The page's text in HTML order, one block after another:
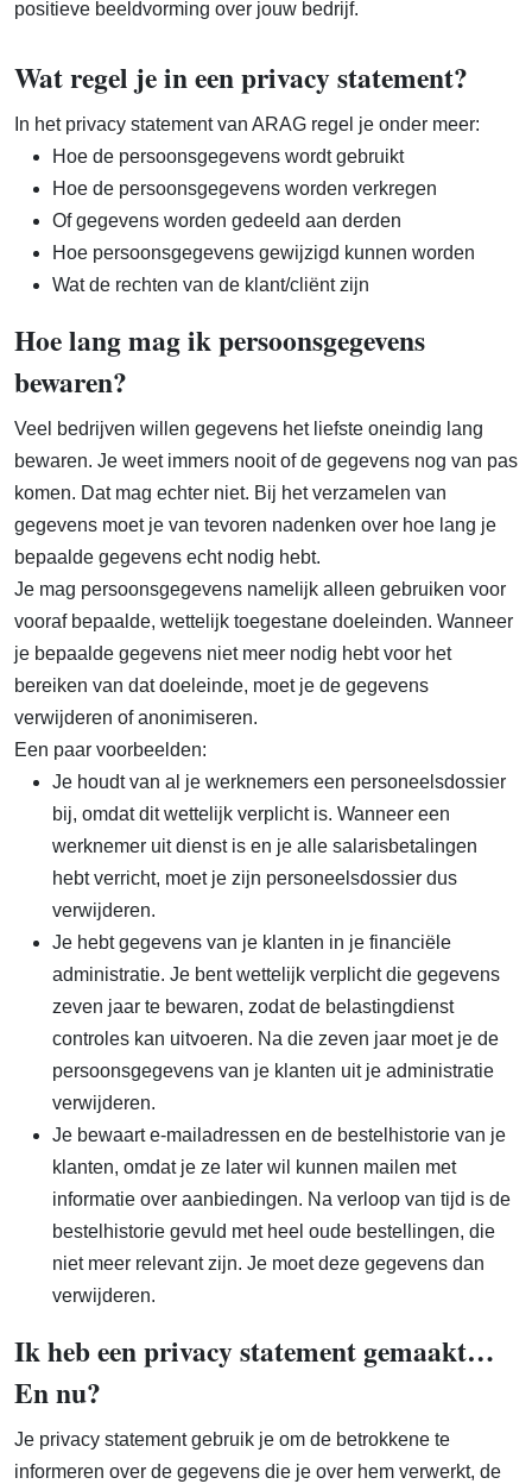
positieve beeldvorming over jouw bedrijf.
Wat regel je in een privacy statement?
In het privacy statement van ARAG regel je onder meer:
Hoe de persoonsgegevens wordt gebruikt
Hoe de persoonsgegevens worden verkregen
Of gegevens worden gedeeld aan derden
Hoe persoonsgegevens gewijzigd kunnen worden
Wat de rechten van de klant/cliënt zijn
Hoe lang mag ik persoonsgegevens
bewaren?
Veel bedrijven willen gegevens het liefste oneindig lang
bewaren. Je weet immers nooit of de gegevens nog van pas
komen. Dat mag echter niet. Bij het verzamelen van
gegevens moet je van tevoren nadenken over hoe lang je
bepaalde gegevens echt nodig hebt.
Je mag persoonsgegevens namelijk alleen gebruiken voor
vooraf bepaalde, wettelijk toegestane doeleinden. Wanneer
je bepaalde gegevens niet meer nodig hebt voor het
bereiken van dat doeleinde, moet je de gegevens
verwijderen of anonimiseren.
Een paar voorbeelden:
Je houdt van al je werknemers een personeelsdossier
bij, omdat dit wettelijk verplicht is. Wanneer een
werknemer uit dienst is en je alle salarisbetalingen
hebt verricht, moet je zijn personeelsdossier dus
verwijderen.
Je hebt gegevens van je klanten in je financiële
administratie. Je bent wettelijk verplicht die gegevens
zeven jaar te bewaren, zodat de belastingdienst
controles kan uitvoeren. Na die zeven jaar moet je de
persoonsgegevens van je klanten uit je administratie
verwijderen.
Je bewaart e-mailadressen en de bestelhistorie van je
klanten, omdat je ze later wil kunnen mailen met
informatie over aanbiedingen. Na verloop van tijd is de
bestelhistorie gevuld met heel oude bestellingen, die
niet meer relevant zijn. Je moet deze gegevens dan
verwijderen.
Ik heb een privacy statement gemaakt…
En nu?
Je privacy statement gebruik je om de betrokkene te
informeren over de gegevens die je over hem verwerkt, de